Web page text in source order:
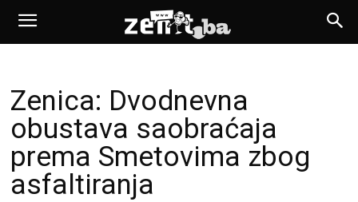
Zenica: Dvodnevna
obustava saobraćaja
prema Smetovima zbog
asfaltiranja